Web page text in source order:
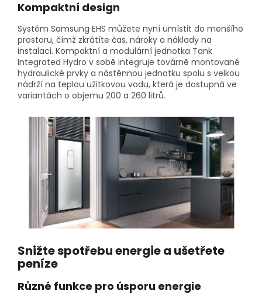
Kompaktní design
Systém Samsung EHS můžete nyní umístit do menšího
prostoru, čímž zkrátíte čas, nároky a náklady na
instalaci. Kompaktní a modulární jednotka Tank
Integrated Hydro v sobě integruje továrně montované
hydraulické prvky a nástěnnou jednotku spolu s velkou
nádrží na teplou užitkovou vodu, která je dostupná ve
variantách o objemu 200 a 260 litrů.
Snižte spotřebu energie a ušetřete
peníze
Různé funkce pro úsporu energie